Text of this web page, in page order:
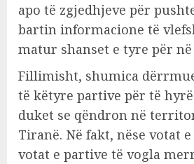
apo të zgjedhjeve për
bartin informacione të
matur shanset e tyre për
Fillimisht, shumica
të këtyre partive për të
duket se qëndron në
Tiranë. Në fakt, nëse votat
votat e partive të vogla